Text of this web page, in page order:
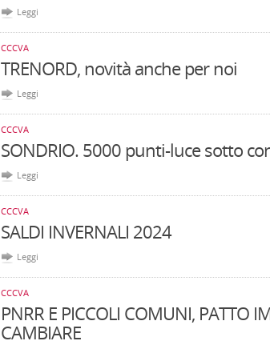
Leggi
CCCVA
TRENORD, novità anche per noi
Leggi
CCCVA
SONDRIO. 5000 punti-luce sotto
Leggi
CCCVA
SALDI INVERNALI 2024
Leggi
CCCVA
PNRR E PICCOLI COMUNI, PATTO
CAMBIARE